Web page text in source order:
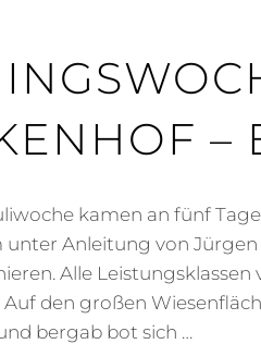
–
kamen an fünf
unter Anleitung von
Alle Leistungsklassen
Auf den großen
bergab bot sich …